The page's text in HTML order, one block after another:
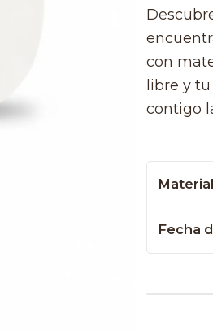
con
libre y
contigo
Fecha